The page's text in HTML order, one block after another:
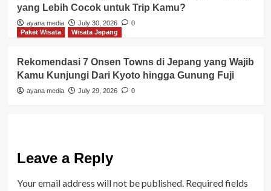
yang Lebih Cocok untuk Trip Kamu?
ayana media July 30, 2026
0
Paket Wisata
Wisata Jepang
Rekomendasi 7 Onsen Towns di Jepang yang Wajib
Kamu Kunjungi Dari Kyoto hingga Gunung Fuji
ayana media July 29, 2026 0
Leave a Reply
Your email address will not be published. Required fields